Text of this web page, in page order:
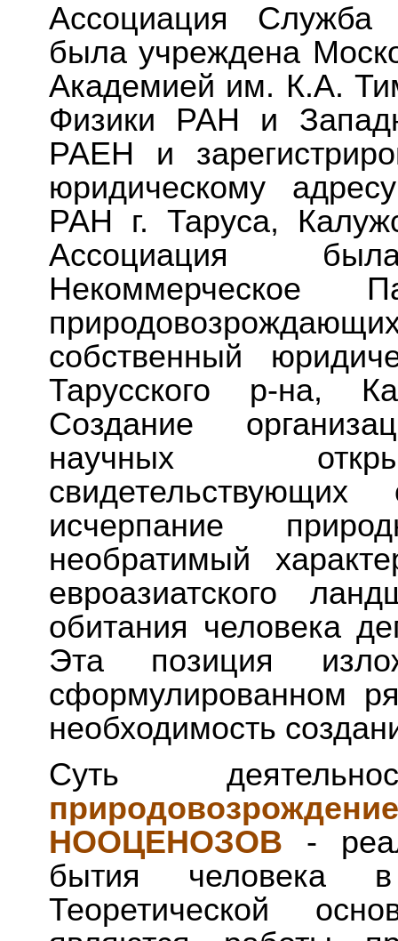
Ассоциация Служба
была учреждена
Академией им. К.А.
Физики РАН и
РАЕН и
юридическому
РАН г. Таруса,
Ассоциация
Некоммерческое
собственный
Тарусского р-на,
Создание
научных
исчерпание
необратимый
евроазиатского
обитания человека
Эта позиция
сформулированном
необходимость
Суть
природовозрождение
НООЦЕНОЗОВ -
бытия человека
Теоретической